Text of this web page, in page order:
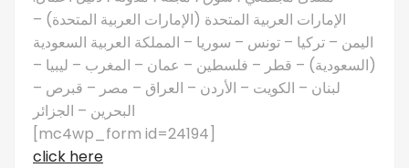
الإمارات العربية المتحدة (الإمارات العربية المتحدة) –
اليمن – تركيا – تونس – سوريا – المملكة العربية السعودية
(السعودية) – قطر – فلسطين – عمان – المغرب – ليبيا –
لبنان – الكويت – الأردن – العراق – مصر – قبرص –
البحرين – الجزائر
[mc4wp_form id=24194]
click here